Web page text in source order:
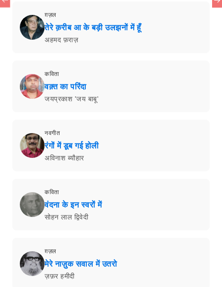
ग़ज़ल
तेरे क़रीब आ के बड़ी उलझनों में हूँ
अहमद फ़राज़
कविता
वक़्त का परिंदा
जयप्रकाश 'जय बाबू'
नवगीत
रंगों में डूब गई होली
अविनाश ब्यौहार
कविता
वंदना के इन स्वरों में
सोहन लाल द्विवेदी
ग़ज़ल
मेरे नाज़ुक सवाल में उतरो
ज़फ़र हमीदी